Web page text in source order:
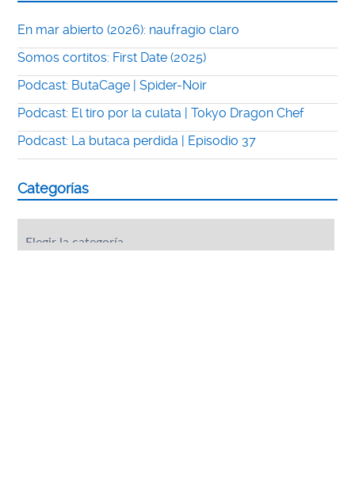
En mar abierto (2026): naufragio claro
Somos cortitos: First Date (2025)
Podcast: ButaCage | Spider-Noir
Podcast: El tiro por la culata | Tokyo Dragon Chef
Podcast: La butaca perdida | Episodio 37
Categorías